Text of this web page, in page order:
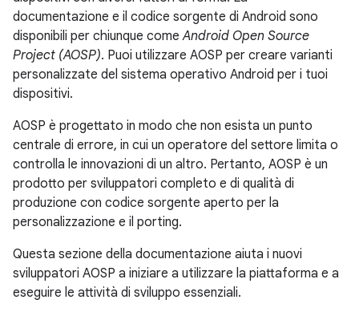
documentazione e il codice sorgente di Android sono
disponibili per chiunque comeAndroid Open Source
Project (AOSP). Puoi utilizzare AOSP per creare varianti
personalizzate del sistema operativo Android per i tuoi
dispositivi.
AOSP è progettato in modo che non esista un punto
centrale di errore, in cui un operatore del settore limita o
controlla le innovazioni di un altro. Pertanto, AOSP è un
prodotto per sviluppatori completo e di qualità di
produzione con codice sorgente aperto per la
personalizzazione e il porting.
Questa sezione della documentazione aiuta i nuovi
sviluppatori AOSP a iniziare a utilizzare la piattaforma e a
eseguire le attività di sviluppo essenziali.